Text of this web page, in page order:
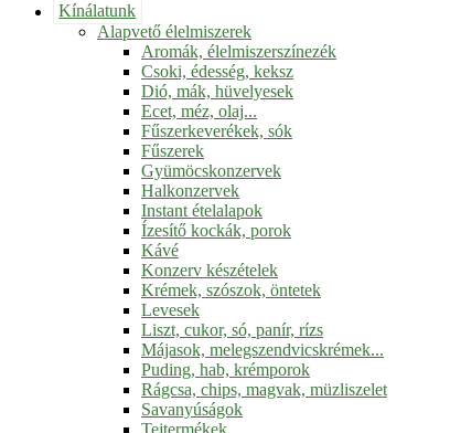
Kínálatunk
Alapvető élelmiszerek
Aromák, élelmiszerszínezék
Csoki, édesség, keksz
Dió, mák, hüvelyesek
Ecet, méz, olaj...
Fűszerkeverékek, sók
Fűszerek
Gyümöcskonzervek
Halkonzervek
Instant ételalapok
Ízesítő kockák, porok
Kávé
Konzerv készételek
Krémek, szószok, öntetek
Levesek
Liszt, cukor, só, panír, rízs
Májasok, melegszendvicskrémek...
Puding, hab, krémporok
Rágcsa, chips, magvak, müzliszelet
Savanyúságok
Tejtermékek